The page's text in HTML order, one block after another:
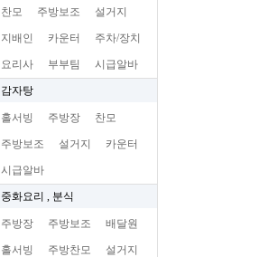
찬모 주방보조 설거지
지배인 카운터 주차/장치
요리사 부부팀 시급알바
감자탕
홀서빙 주방장 찬모
주방보조 설거지 카운터
시급알바
중화요리 , 분식
주방장 주방보조 배달원
홀서빙 주방찬모 설거지